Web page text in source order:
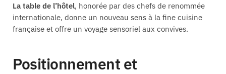
La table de l’hôtel, honorée par des chefs de renommée
internationale, donne un nouveau sens à la fine cuisine
française et offre un voyage sensoriel aux convives.
Positionnement et